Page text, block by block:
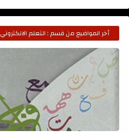
أخر المواضيع من قسم : التعلم الالكتروني